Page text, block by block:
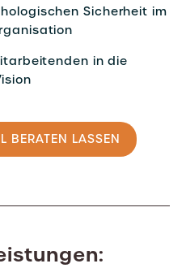
Sicherheit im
in die
BERATEN LASSEN